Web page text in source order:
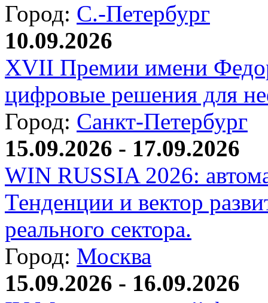
Город: С.-Петербург
10.09.2026
XVII Премии имени
цифровые решения для
Город: Санкт-Петербург
15.09.2026 - 17.09.2026
WIN RUSSIA 2026:
Тенденции и вектор
реального сектора.
Город: Москва
15.09.2026 - 16.09.2026